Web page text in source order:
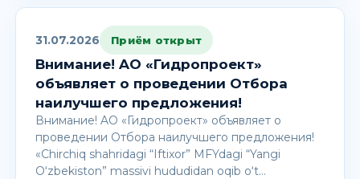
31.07.2026 Приём открыт
Внимание! AО «Гидропроект»
объявляет о проведении Отбора
наилучшего предложения!
Внимание! AО «Гидропроект» объявляет о
проведении Отбора наилучшего предложения!
«Chirchiq shahridagi “Iftixor” MFYdagi “Yangi
O‘zbekiston” massivi hududidan oqib o‘t…